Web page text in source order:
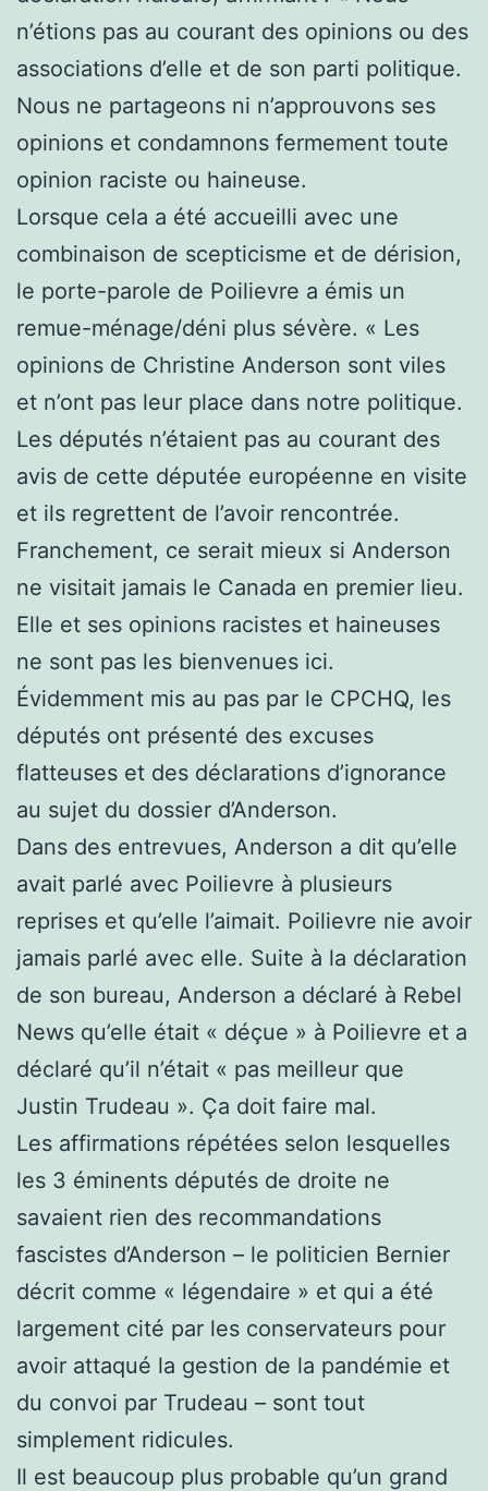
n’étions pas au courant des opinions ou des
associations d’elle et de son parti politique.
Nous ne partageons ni n’approuvons ses
opinions et condamnons fermement toute
opinion raciste ou haineuse.
Lorsque cela a été accueilli avec une
combinaison de scepticisme et de dérision,
le porte-parole de Poilievre a émis un
remue-ménage/déni plus sévère. « Les
opinions de Christine Anderson sont viles
et n’ont pas leur place dans notre politique.
Les députés n’étaient pas au courant des
avis de cette députée européenne en visite
et ils regrettent de l’avoir rencontrée.
Franchement, ce serait mieux si Anderson
ne visitait jamais le Canada en premier lieu.
Elle et ses opinions racistes et haineuses
ne sont pas les bienvenues ici.
Évidemment mis au pas par le CPCHQ, les
députés ont présenté des excuses
flatteuses et des déclarations d’ignorance
au sujet du dossier d’Anderson.
Dans des entrevues, Anderson a dit qu’elle
avait parlé avec Poilievre à plusieurs
reprises et qu’elle l’aimait. Poilievre nie avoir
jamais parlé avec elle. Suite à la déclaration
de son bureau, Anderson a déclaré à Rebel
News qu’elle était « déçue » à Poilievre et a
déclaré qu’il n’était « pas meilleur que
Justin Trudeau ». Ça doit faire mal.
Les affirmations répétées selon lesquelles
les 3 éminents députés de droite ne
savaient rien des recommandations
fascistes d’Anderson – le politicien Bernier
décrit comme « légendaire » et qui a été
largement cité par les conservateurs pour
avoir attaqué la gestion de la pandémie et
du convoi par Trudeau – sont tout
simplement ridicules.
Il est beaucoup plus probable qu’un grand